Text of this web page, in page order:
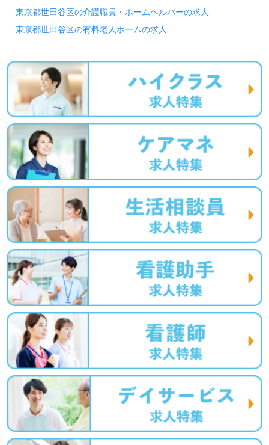
東京都世田谷区の介護職員・ホームヘルパーの求人
東京都世田谷区の有料老人ホームの求人